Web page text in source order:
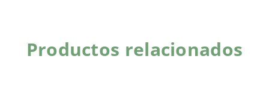
Productos relacionados